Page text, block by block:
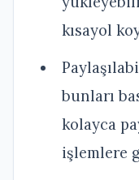
kısayol
bunları
kolayca
işlemlere